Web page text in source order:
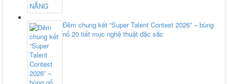
Đêm chung kết “Super Talent Contest 2026” – bùng
nổ 20 tiết mục nghệ thuật đặc sắc